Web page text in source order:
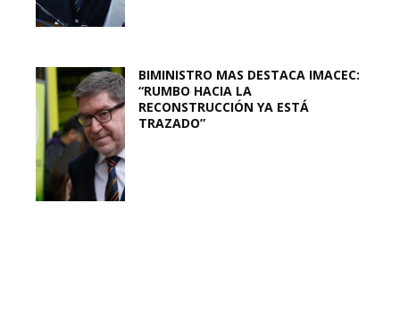
BIMINISTRO MAS DESTACA IMACEC:
“RUMBO HACIA LA
RECONSTRUCCIÓN YA ESTÁ
TRAZADO”